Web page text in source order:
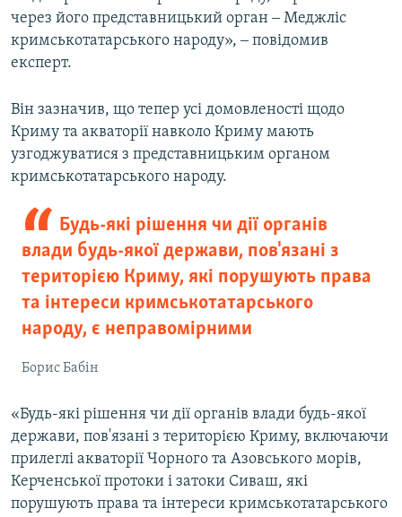
через його представницький орган ‒ Меджліс
кримськотатарського народу», ‒ повідомив
експерт.
Він зазначив, що тепер усі домовленості щодо
Криму та акваторії навколо Криму мають
узгоджуватися з представницьким органом
кримськотатарського народу.
Будь-які рішення чи дії органів
влади будь-якої держави, пов'язані з
територією Криму, які порушують права
та інтереси кримськотатарського
народу, є неправомірними
Борис Бабін
«Будь-які рішення чи дії органів влади будь-якої
держави, пов'язані з територією Криму, включаючи
прилеглі акваторії Чорного та Азовського морів,
Керченської протоки і затоки Сиваш, які
порушують права та інтереси кримськотатарського